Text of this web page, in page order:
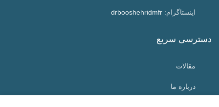
دسترسی سریع
مقالات
درباره ما
اینستاگرام: drbooshehridmfr